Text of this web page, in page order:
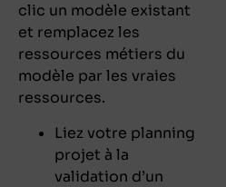
clic un modèle existant
et remplacez les
ressources métiers du
modèle par les vraies
ressources.
Liez votre planning
projet à la
validation d’un